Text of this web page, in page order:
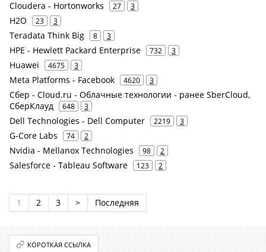
Cloudera - Hortonworks 27 3
H2O 23 3
Teradata Think Big 8 3
HPE - Hewlett Packard Enterprise 732 3
Huawei 4675 3
Meta Platforms - Facebook 4620 3
Сбер - Cloud.ru - Облачные технологии - ранее SberCloud,
СберКлауд
648 3
Dell Technologies - Dell Computer 2219 3
G-Core Labs 74 2
Nvidia - Mellanox Technologies 98 2
Salesforce - Tableau Software 123 2
1 2 3 > Последняя
КОРОТКАЯ ССЫЛКА